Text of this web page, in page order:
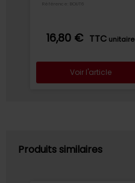
Référence: BOUT6
16,80 € TTC unitaire
Voir l'article
Produits similaires